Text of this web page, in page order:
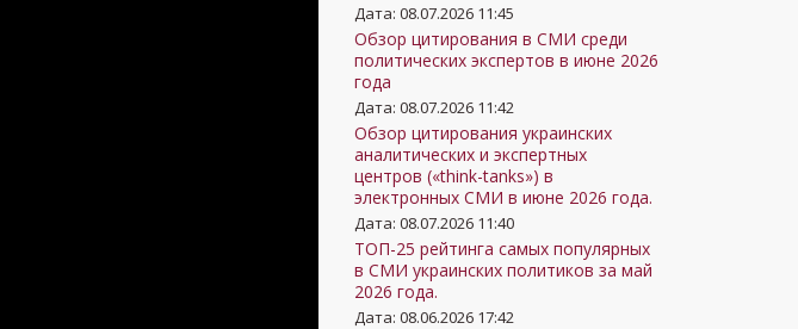
Дата: 08.07.2026 11:45
Обзор цитирования в СМИ среди
политических экспертов в июне 2026
года
Дата: 08.07.2026 11:42
Обзор цитирования украинских
аналитических и экспертных
центров («think-tanks») в
электронных СМИ в июне 2026 года.
Дата: 08.07.2026 11:40
ТОП-25 рейтинга самых популярных
в СМИ украинских политиков за май
2026 года.
Дата: 08.06.2026 17:42